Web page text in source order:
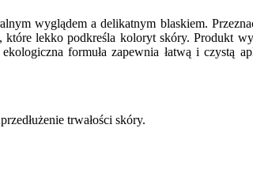
wyglądem a delikatnym blaskiem.
lekko podkreśla koloryt skóry. Produkt
formuła zapewnia łatwą i czystą
trwałości skóry.